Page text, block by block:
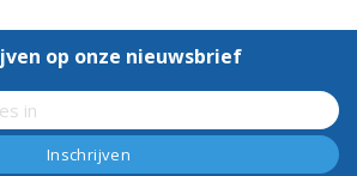
op onze nieuwsbrief